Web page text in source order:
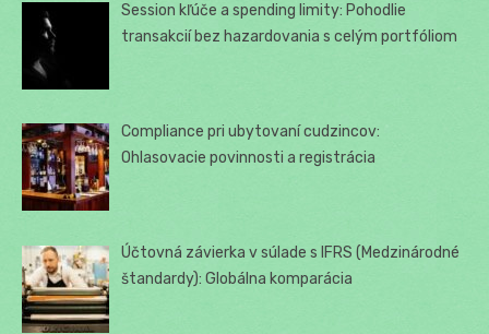
Session kľúče a spending limity: Pohodlie
transakcií bez hazardovania s celým portfóliom
Compliance pri ubytovaní cudzincov:
Ohlasovacie povinnosti a registrácia
Účtovná závierka v súlade s IFRS (Medzinárodné
štandardy): Globálna komparácia